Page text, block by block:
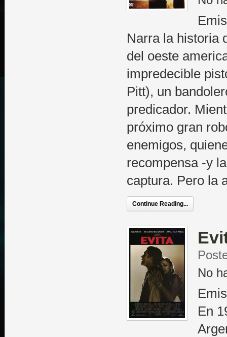
Narra la historia
del oeste
impredecible
Pitt), un
predicador.
próximo gran
enemigos,
recompensa -y
captura. Pero la
Continue Reading...
No
En